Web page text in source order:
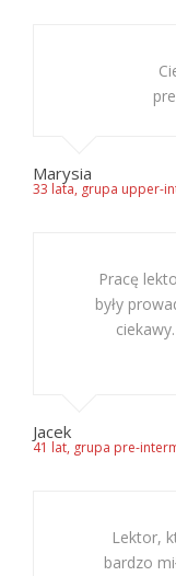
Marysia
33 lata, grupa upper-
Pracę
były
Jacek
41 lat, grupa pre-
Lektor,
bardzo